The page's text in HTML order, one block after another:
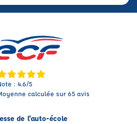
: 4.6/5
calculée sur 65 avis
de l'auto-école